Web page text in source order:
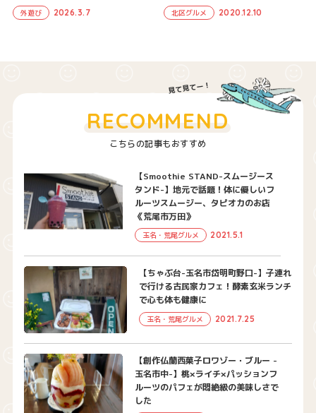
外遊び 2026.3.7 北区グルメ 2020.12.10
こちらの記事もおすすめ
RECOMMEND
【Smoothie STAND-スムージース
タンド-】地元で話題！体に優しいフ
ルーツスムージー、タピオカのお店
《荒尾市万田》
玉名・荒尾グルメ 2021.5.1
【ちゃぶ台-玉名市岱明町野口-】子連れ
で行ける古民家カフェ！酵素玄米ランチ
で心も体も健康に
玉名・荒尾グルメ 2021.7.25
【創作仏蘭西菓子ロワゾー・ブルー -
玉名市中-】桃×ライチ×パッションフ
ルーツのパフェが悶絶級の美味しさで
した